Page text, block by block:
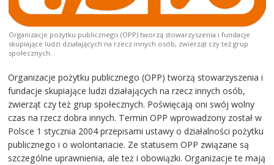
Organizacje pożytku publicznego (OPP) tworzą stowarzyszenia i fundacje
skupiające ludzi działających na rzecz innych osób, zwierząt czy też grup
społecznych.
Organizacje pożytku publicznego (OPP) tworzą stowarzyszenia i
fundacje skupiające ludzi działających na rzecz innych osób,
zwierząt czy też grup społecznych. Poświęcają oni swój wolny
czas na rzecz dobra innych. Termin OPP wprowadzony został w
Polsce 1 stycznia 2004 przepisami ustawy o działalności pożytku
publicznego i o wolontariacie. Ze statusem OPP związane są
szczególne uprawnienia, ale też i obowiązki. Organizacje te mają